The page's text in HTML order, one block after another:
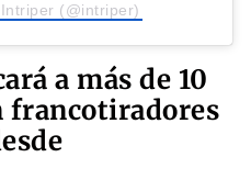
(@intriper)
a más de 10
francotiradores